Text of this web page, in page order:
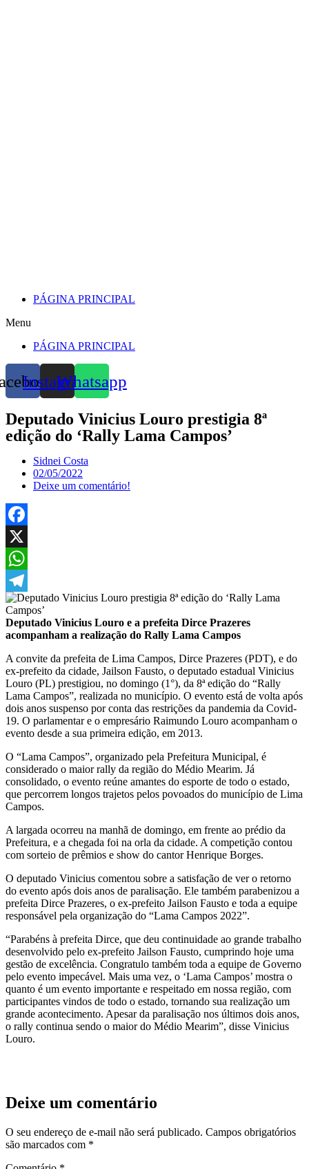
PÁGINA PRINCIPAL
Menu
PÁGINA PRINCIPAL
InstagramWhatsapp
Deputado Vinicius Louro prestigia 8ª
edição do ‘Rally Lama Campos’
Sidnei Costa
02/05/2022
Deixe um comentário!
Facebook
X
WhatsApp
Telegram
Deputado Vinicius Louro e a prefeita Dirce Prazeres
acompanham a realização do Rally Lama Campos
A convite da prefeita de Lima Campos, Dirce Prazeres (PDT), e do
ex-prefeito da cidade, Jailson Fausto, o deputado estadual Vinicius
Louro (PL) prestigiou, no domingo (1°), da 8ª edição do “Rally
Lama Campos”, realizada no município. O evento está de volta após
dois anos suspenso por conta das restrições da pandemia da Covid-
19. O parlamentar e o empresário Raimundo Louro acompanham o
evento desde a sua primeira edição, em 2013.
O “Lama Campos”, organizado pela Prefeitura Municipal, é
considerado o maior rally da região do Médio Mearim. Já
consolidado, o evento reúne amantes do esporte de todo o estado,
que percorrem longos trajetos pelos povoados do município de Lima
Campos.
A largada ocorreu na manhã de domingo, em frente ao prédio da
Prefeitura, e a chegada foi na orla da cidade. A competição contou
com sorteio de prêmios e show do cantor Henrique Borges.
O deputado Vinicius comentou sobre a satisfação de ver o retorno
do evento após dois anos de paralisação. Ele também parabenizou a
prefeita Dirce Prazeres, o ex-prefeito Jailson Fausto e toda a equipe
responsável pela organização do “Lama Campos 2022”.
“Parabéns à prefeita Dirce, que deu continuidade ao grande trabalho
desenvolvido pelo ex-prefeito Jailson Fausto, cumprindo hoje uma
gestão de excelência. Congratulo também toda a equipe de Governo
pelo evento impecável. Mais uma vez, o ‘Lama Campos’ mostra o
quanto é um evento importante e respeitado em nossa região, com
participantes vindos de todo o estado, tornando sua realização um
grande acontecimento. Apesar da paralisação nos últimos dois anos,
o rally continua sendo o maior do Médio Mearim”, disse Vinicius
Louro.
Deixe um comentário
O seu endereço de e-mail não será publicado. Campos obrigatórios
são marcados com *